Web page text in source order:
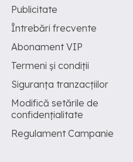
Publicitate
Întrebări frecvente
Abonament VIP
Termeni și condiții
Siguranța tranzacțiilor
Modifică setările de
confidențialitate
Regulament Campanie